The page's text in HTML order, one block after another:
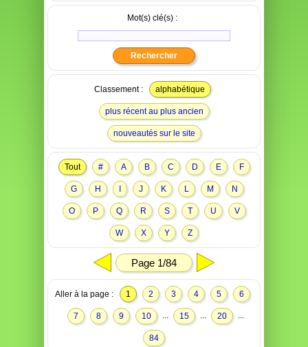
Mot(s) clé(s) :
Classement : alphabétique
plus récent au plus ancien
nouveautés sur le site
Tout # A B C D E F
G H J K L M N
O P Q R S T U V
W X Y Z
Page 1/84
Aller à la page : 1 2 3 4 5 6
7 8 9 10 ... 15 ... 20 ...
84